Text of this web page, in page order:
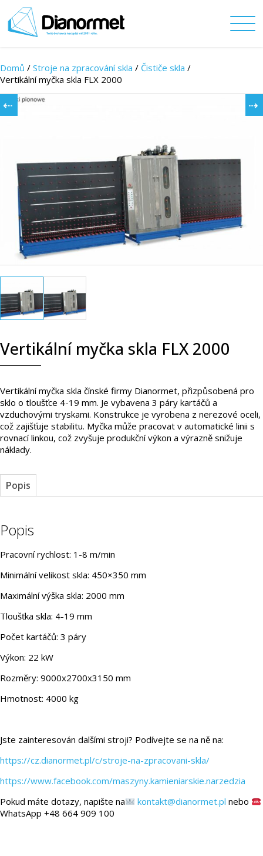
Domů / Stroje na zpracování skla / Čističe skla /
Vertikální myčka skla FLX 2000
Vertikální myčka skla FLX 2000
Vertikální myčka skla čínské firmy Dianormet, přizpůsobená pro
sklo o tloušťce 4-19 mm. Je vybavena 3 páry kartáčů a
vzduchovými tryskami. Konstrukce je vyrobena z nerezové oceli,
což zajišťuje stabilitu. Myčka může pracovat v automatické linii s
rovnací linkou, což zvyšuje produkční výkon a výrazně snižuje
náklady.
Popis
Popis
Pracovní rychlost: 1-8 m/min
Minimální velikost skla: 450×350 mm
Maximální výška skla: 2000 mm
Tloušťka skla: 4-19 mm
Počet kartáčů: 3 páry
Výkon: 22 kW
Rozměry: 9000x2700x3150 mm
Hmotnost: 4000 kg
Jste zainteresován dalšími stroji? Podívejte se na ně na:
https://cz.dianormet.pl/c/stroje-na-zpracovani-skla/
https://www.facebook.com/maszyny.kamieniarskie.narzedzia
Pokud máte dotazy, napište na
kontakt@dianormet.pl nebo
WhatsApp +48 664 909 100